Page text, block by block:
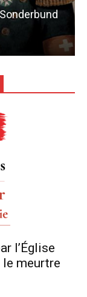
l’Église
meurtre